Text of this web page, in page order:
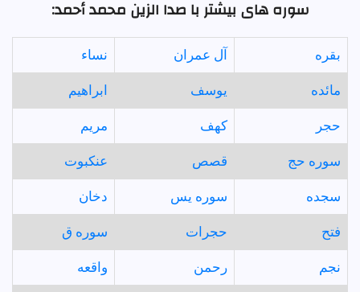
سوره های بیشتر با صدا الزين محمد أحمد:
بقره آل عمران نساء
مائده يوسف ابراهيم
حجر كهف مريم
سوره حج قصص عنكبوت
سجده سوره يس دخان
فتح حجرات سوره ق
نجم رحمن واقعه